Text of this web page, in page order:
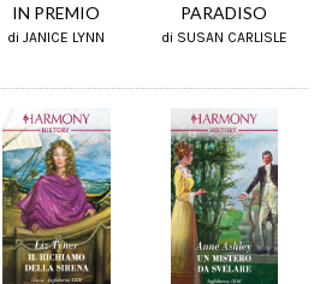
IN PREMIO
di JANICE LYNN
PARADISO
di SUSAN CARLISLE